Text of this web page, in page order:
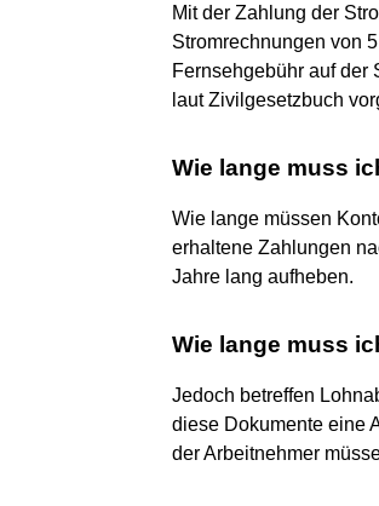
Mit der Zahlung der
Stromrechnungen von
Fernsehgebühr auf der
laut Zivilgesetzbuch
Wie lange muss
Wie lange müssen
erhaltene Zahlungen
Jahre lang aufheben.
Wie lange muss
Jedoch betreffen
diese Dokumente eine
der Arbeitnehmer